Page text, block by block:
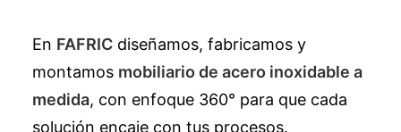
En FAFRIC diseñamos, fabricamos y
montamos mobiliario de acero inoxidable a
medida, con enfoque 360° para que cada
solución encaje con tus procesos.